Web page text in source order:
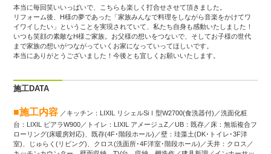
本当に毎回笑いいっぱいで、こちらも楽しく打合せさせて頂きました。
リフォーム後、H様の夢であった「家族みんなで料理をしながら音楽をかけてワ
イワイしたい」ということを実現されていて、私たち自身も感動いたしました！
いつも笑顔の素敵なH様ご家族。お父様の想いをつないで、そしてお子様の世代
まで家族の想いがつながっていくお家になっていってほしいです。
本当にありがとうございました！今後とも宜しくお願いいたします。
施工DATA
■施工内容 ／キッチン：LIXIL リシェルSiⅠ型W2700(食洗器付)／洗面化粧
台：LIXIL ピアラW900／トイレ：LIXIL アメージュZ／UB：既存／床：無垢複合フ
ローリング(床暖房対応)、既存(4F･階段ホール)／壁：珪藻土(DK･トイレ･3F洋
室)、じゅらく(リビング)、クロス(洗面所･4F洋室･階段ホール)／天井：クロス／